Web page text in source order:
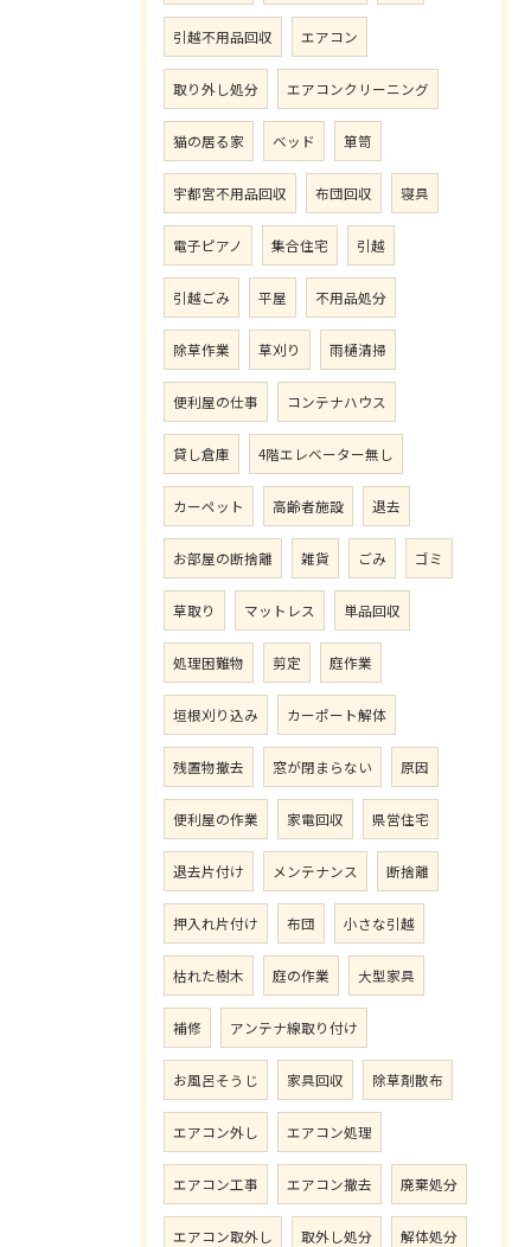
引越不用品回収 エアコン
取り外し処分 エアコンクリーニング
猫の居る家 ベッド 箪笥
宇都宮不用品回収 布団回収 寝具
電子ピアノ 集合住宅 引越
引越ごみ 平屋 不用品処分
除草作業 草刈り 雨樋清掃
便利屋の仕事 コンテナハウス
貸し倉庫 4階エレベーター無し
カーペット 高齢者施設 退去
お部屋の断捨離 雑貨 ごみ ゴミ
草取り マットレス 単品回収
処理困難物 剪定 庭作業
垣根刈り込み カーポート解体
残置物撤去 窓が閉まらない 原因
便利屋の作業 家電回収 県営住宅
退去片付け メンテナンス 断捨離
押入れ片付け 布団 小さな引越
枯れた樹木 庭の作業 大型家具
補修 アンテナ線取り付け
お風呂そうじ 家具回収 除草剤散布
エアコン外し エアコン処理
エアコン工事 エアコン撤去 廃棄処分
エアコン取外し 取外し処分 解体処分